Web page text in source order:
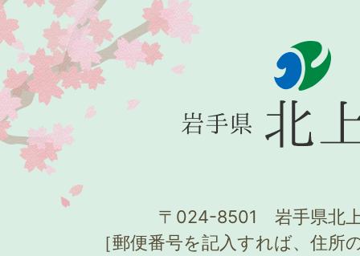
〒024-8501 岩手県北
［郵便番号を記入すれば、住所